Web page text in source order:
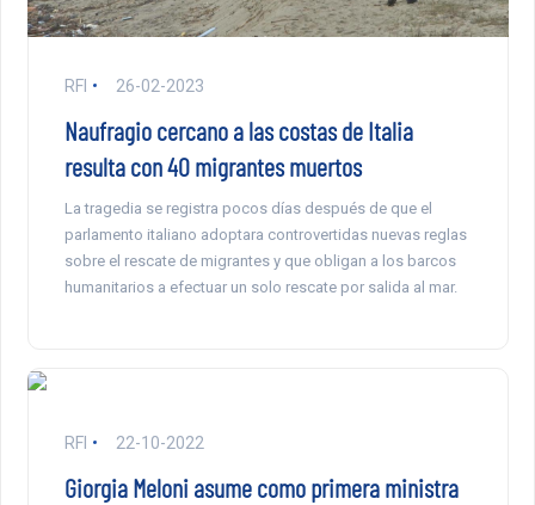
RFI 26-02-2023
Naufragio cercano a las costas de Italia
resulta con 40 migrantes muertos
La tragedia se registra pocos días después de que el
parlamento italiano adoptara controvertidas nuevas reglas
sobre el rescate de migrantes y que obligan a los barcos
humanitarios a efectuar un solo rescate por salida al mar.
RFI 22-10-2022
Giorgia Meloni asume como primera ministra